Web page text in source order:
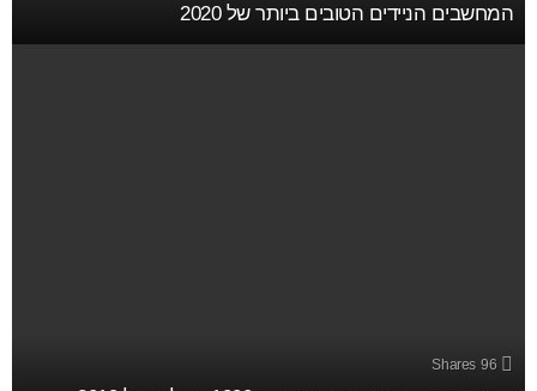
המחשבים הניידים הטובים ביותר של 2020
96
Shares